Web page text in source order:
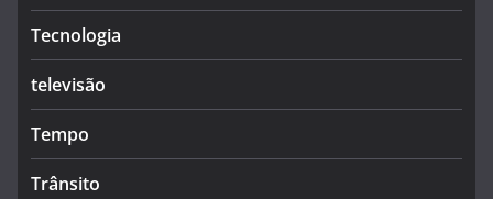
Tecnologia
televisão
Tempo
Trânsito